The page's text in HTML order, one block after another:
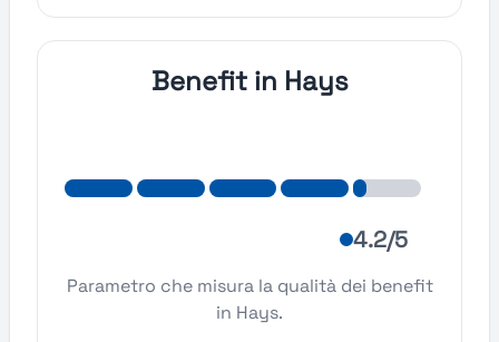
Benefit in Hays
4.2/5
Parametro che misura la qualità dei benefit
in Hays.